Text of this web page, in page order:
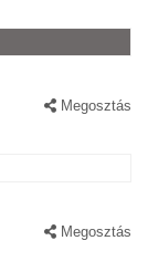
Megosztás
Megosztás